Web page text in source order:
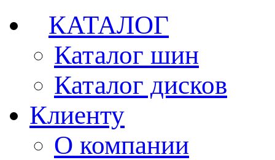
КАТАЛОГ
Каталог шин
Каталог дисков
Клиенту
О компании